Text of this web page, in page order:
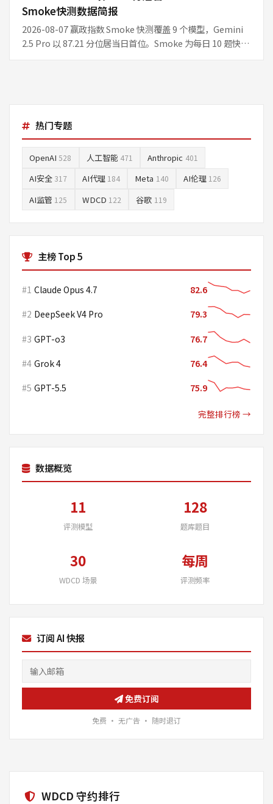
Smoke快测数据简报
2026-08-07 赢政指数 Smoke 快测覆盖 9 个模型，Gemini
2.5 Pro 以 87.21 分位居当日首位。Smoke 为每日 10 题快
热门专题
OpenAI 528 人工智能 471 Anthropic 401
AI安全 317 AI代理 184 Meta 140 AI伦理 126
AI监管 125 WDCD 122 谷歌 119
主榜 Top 5
#1 Claude Opus 4.7 82.6
#2 DeepSeek V4 Pro 79.3
#3 GPT-o3 76.7
#4 Grok 4 76.4
#5 GPT-5.5 75.9
完整排行榜 →
数据概览
11
评测模型
128
题库题目
30
WDCD 场景
每周
评测频率
订阅 AI 快报
免费订阅
免费 · 无广告 · 随时退订
WDCD 守约排行